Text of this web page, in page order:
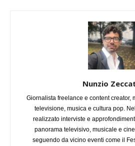
Nunzio
Giornalista freelance e content creator,
televisione, musica e cultura pop.
realizzato interviste e
panorama televisivo, musicale e
seguendo da vicino eventi come il